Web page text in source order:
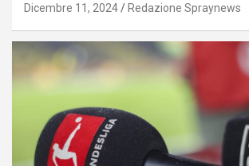
Dicembre 11, 2024 Redazione Spraynews